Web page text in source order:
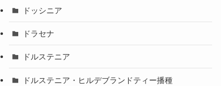
ドッシニア
ドラセナ
ドルステニア
ドルステニア・ヒルデブランドティー播種